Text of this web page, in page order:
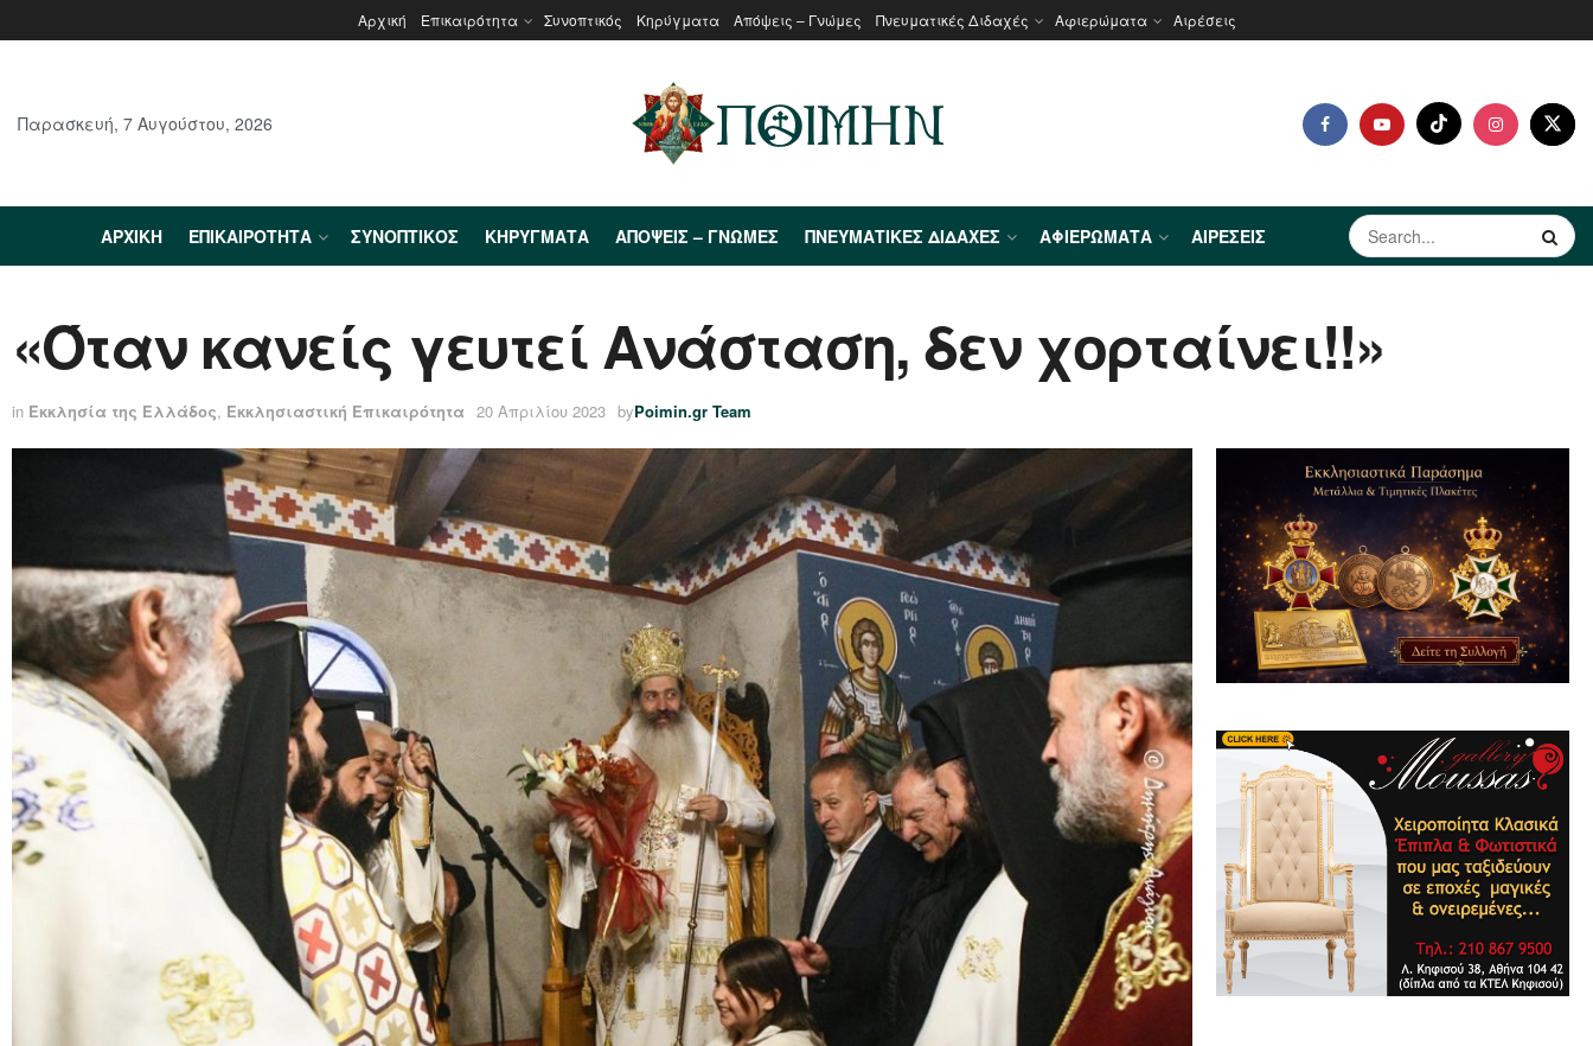
Αρχική Επικαιρότητα Συνοπτικός Κηρύγματα Απόψεις – Γνώμες Πνευματικές Διδαχές Αφιερώματα Αιρέσεις
Παρασκευή, 7 Αυγούστου, 2026
ΑΡΧΙΚΉ ΕΠΙΚΑΙΡΌΤΗΤΑ ΣΥΝΟΠΤΙΚΌΣ ΚΗΡΎΓΜΑΤΑ ΑΠΌΨΕΙΣ – ΓΝΏΜΕΣ ΠΝΕΥΜΑΤΙΚΈΣ ΔΙΔΑΧΈΣ ΑΦΙΕΡΏΜΑΤΑ ΑΙΡΈΣΕΙΣ
«Όταν κανείς γευτεί Ανάσταση, δεν χορταίνει!!»
in Εκκλησία της Ελλάδος, Εκκλησιαστική Επικαιρότητα 20 Απριλίου 2023 byPoimin.gr Team